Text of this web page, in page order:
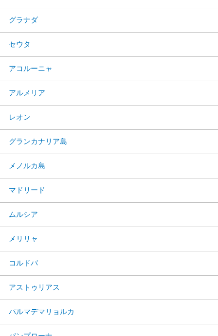
グラナダ
セウタ
アコルーニャ
アルメリア
レオン
グランカナリア島
メノルカ島
マドリード
ムルシア
メリリャ
コルドバ
アストゥリアス
パルマデマリョルカ